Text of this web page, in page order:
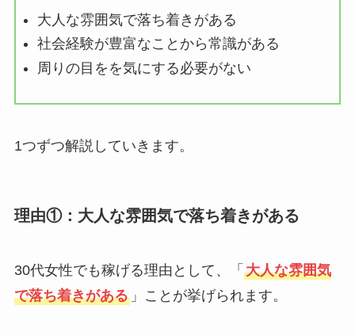
大人な雰囲気で落ち着きがある
社会経験が豊富なことから常識がある
周りの目をを気にする必要がない
1つずつ解説していきます。
理由①：大人な雰囲気で落ち着きがある
30代女性でも稼げる理由として、「 大人な雰囲気
で落ち着きがある」ことが挙げられます。